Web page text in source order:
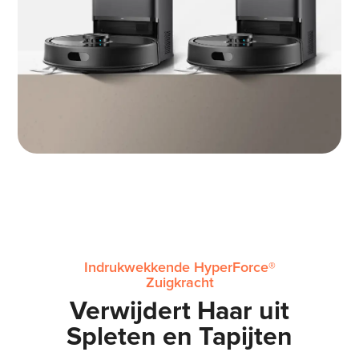
Indrukwekkende HyperForce®
Zuigkracht
Verwijdert Haar uit
Spleten en Tapijten